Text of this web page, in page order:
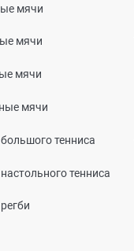
мячи
мячи
мячи
мячи
тенниса
тенниса